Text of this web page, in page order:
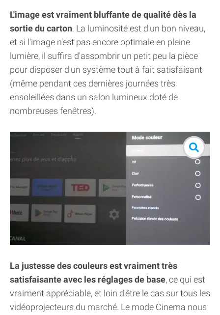
L'image est vraiment bluffante de qualité dès la
sortie du carton. La luminosité est d'un bon niveau,
et si l'image n'est pas encore optimale en pleine
lumière, il suffira d'assombrir un petit peu la pièce
pour disposer d'un système tout à fait satisfaisant
(même pendant ces dernières journées très
ensoleillées dans un salon lumineux doté de
nombreuses fenêtres).
La justesse des couleurs est vraiment très
satisfaisante avec les réglages de base, ce qui est
vraiment appréciable, et loin d'être le cas sur tous les
vidéoprojecteurs du marché. Le mode Cinema nous